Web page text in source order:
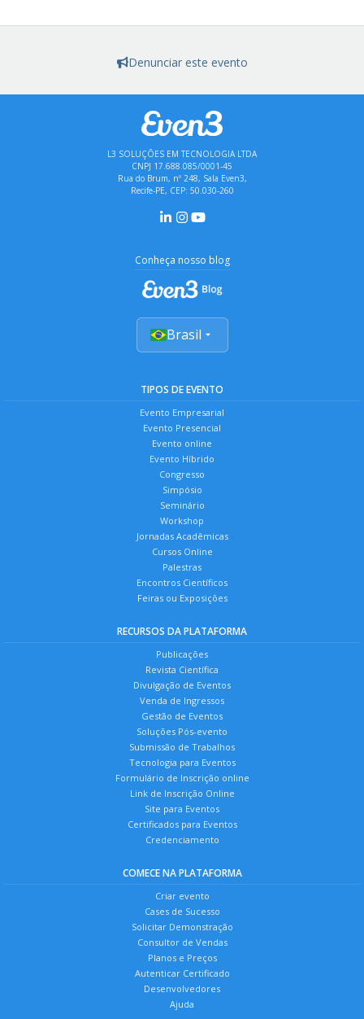
Denunciar este evento
L3 SOLUÇÕES EM TECNOLOGIA LTDA
CNPJ 17.688.085/0001-45
Rua do Brum, nº 248, Sala Even3,
Recife-PE, CEP: 50.030-260
Conheça nosso blog
Brasil
TIPOS DE EVENTO
Evento Empresarial
Evento Presencial
Evento online
Evento Híbrido
Congresso
Simpósio
Seminário
Workshop
Jornadas Acadêmicas
Cursos Online
Palestras
Encontros Científicos
Feiras ou Exposições
RECURSOS DA PLATAFORMA
Publicações
Revista Científica
Divulgação de Eventos
Venda de Ingressos
Gestão de Eventos
Soluções Pós-evento
Submissão de Trabalhos
Tecnologia para Eventos
Formulário de Inscrição online
Link de Inscrição Online
Site para Eventos
Certificados para Eventos
Credenciamento
COMECE NA PLATAFORMA
Criar evento
Cases de Sucesso
Solicitar Demonstração
Consultor de Vendas
Planos e Preços
Autenticar Certificado
Desenvolvedores
Ajuda